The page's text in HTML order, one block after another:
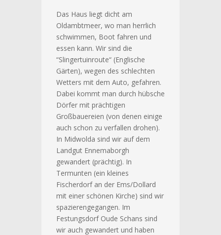
Das Haus liegt dicht am
Oldambtmeer, wo man herrlich
schwimmen, Boot fahren und
essen kann. Wir sind die
“Slingertuinroute“ (Englische
Gärten), wegen des schlechten
Wetters mit dem Auto, gefahren.
Dabei kommt man durch hübsche
Dörfer mit prächtigen
Großbauereien (von denen einige
auch schon zu verfallen drohen).
In Midwolda sind wir auf dem
Landgut Ennemaborgh
gewandert (prächtig). In
Termunten (ein kleines
Fischerdorf an der Ems/Dollard
mit einer schönen Kirche) sind wir
spazierengegangen. Im
Festungsdorf Oude Schans sind
wir auch gewandert und haben